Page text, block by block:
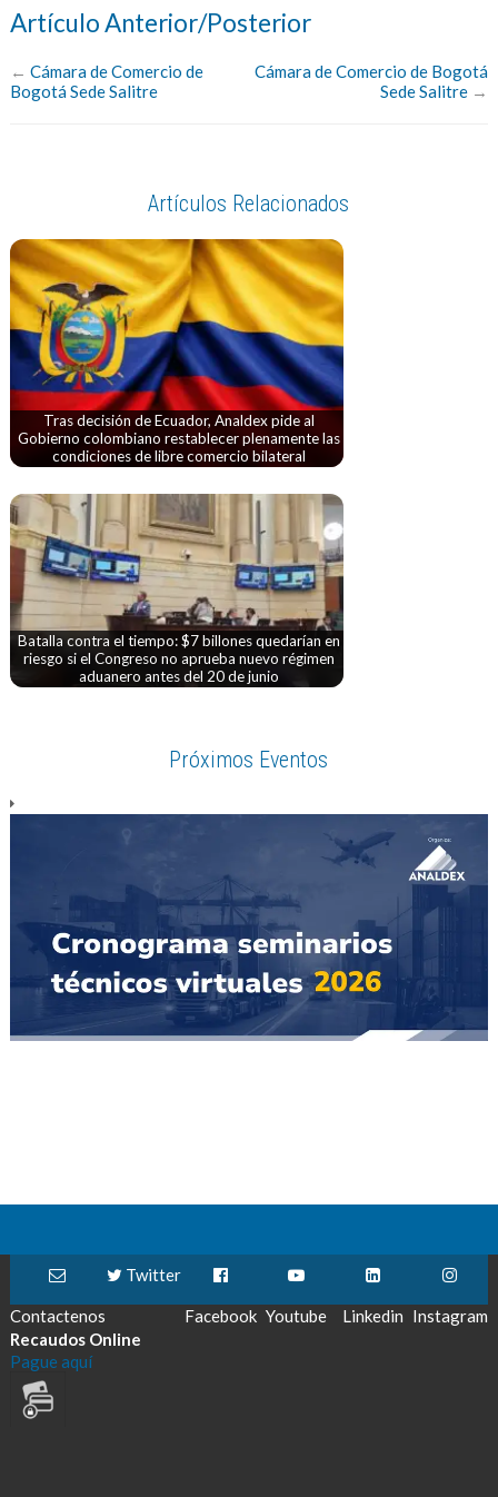
Artículo Anterior/Posterior
← Cámara de Comercio de
Bogotá Sede Salitre
Cámara de Comercio de Bogotá
Sede Salitre →
Artículos Relacionados
Tras decisión de Ecuador, Analdex pide al
Gobierno colombiano restablecer plenamente las
condiciones de libre comercio bilateral
Batalla contra el tiempo: $7 billones quedarían en
riesgo si el Congreso no aprueba nuevo régimen
aduanero antes del 20 de junio
Próximos Eventos
Contactenos
Twitter
Facebook Youtube Linkedin Instagram
Recaudos Online
Pague aquí